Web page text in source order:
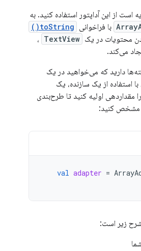
است از این آداپتور استفاده کنید. به
با فراخوانی toString()
محتویات در یک TextView ،
می‌کند.
دارید که می‌خواهید در یک
استفاده از یک سازنده، یک
مقداردهی اولیه کنید تا طرح‌بندی
مشخص کنید:
val adapter =
شرح زیر است: